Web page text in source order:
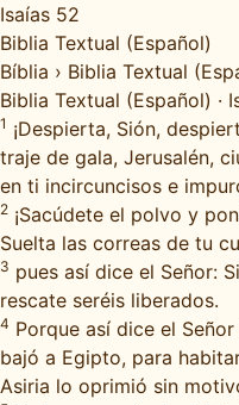
Isaías 52
Biblia Textual (Español)
Bíblia › Biblia Textual
Biblia Textual (Español) ·
1 ¡Despierta, Sión,
traje de gala, Jerusalén,
en ti incircuncisos e
2 ¡Sacúdete el polvo y
Suelta las correas de tu
3 pues así dice el Señor:
rescate seréis liberados.
4 Porque así dice el
bajó a Egipto, para
Asiria lo oprimió sin